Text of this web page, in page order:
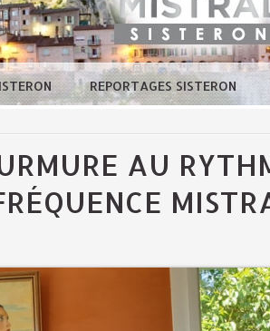
REPORTAGES SISTERON
AU